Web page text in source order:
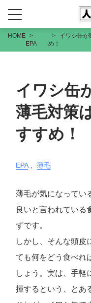
HOME
EPA
イワシ缶が
め！
イワシ缶
薄毛対策
すすめ！
EPA、 薄毛
薄毛が気になってい
良いと言われている
ずです。
しかし、そんな頭皮
ても何をどう食べれ
しょう。実は、手軽
揮するという、とあ